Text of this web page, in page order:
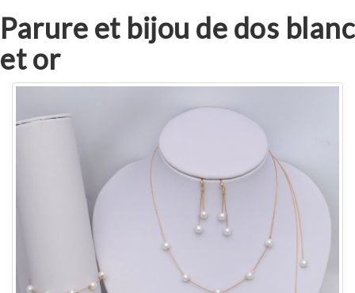
Parure et bijou de dos blanc
et or